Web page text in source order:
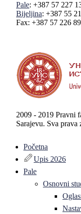
Pale: +387 57 227
Bijeljina: +387 55
Fax: +387 57 226
2009 - 2019 Pravni
Sarajevu. Sva
Početna
Upis 2026
Pale
Osnovni